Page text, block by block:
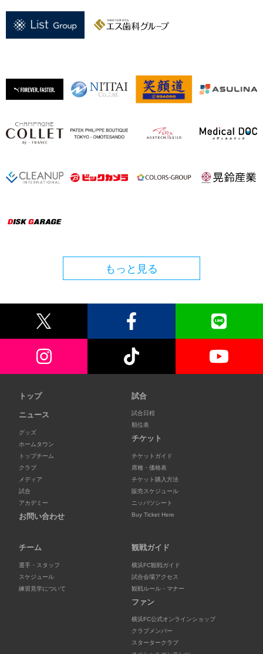
もっと見る
トップ
ニュース
グッズ
ホームタウン
トップチーム
クラブ
メディア
試合
アカデミー
お問い合わせ
試合
試合日程
順位表
チケット
チケットガイド
席種・価格表
チケット購入方法
販売スケジュール
ニッパツシート
Buy Ticket Here
チーム
選手・スタッフ
スケジュール
練習見学について
観戦ガイド
横浜FC観戦ガイド
試合会場アクセス
観戦ルール・マナー
ファン
横浜FC公式オンラインショップ
クラブメンバー
スタータークラブ